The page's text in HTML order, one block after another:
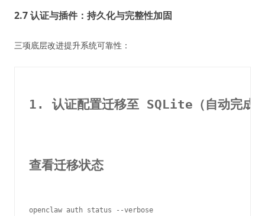
2.7 认证与插件：持久化与完整性加固
三项底层改进提升系统可靠性：
1. 认证配置迁移至 SQLite（自动完成
查看迁移状态
openclaw auth status --verbose